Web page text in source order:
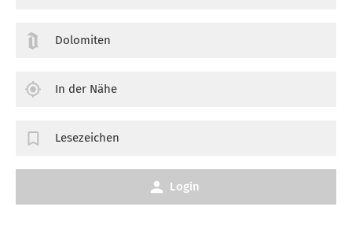
Dolomiten
In der Nähe
Lesezeichen
Login